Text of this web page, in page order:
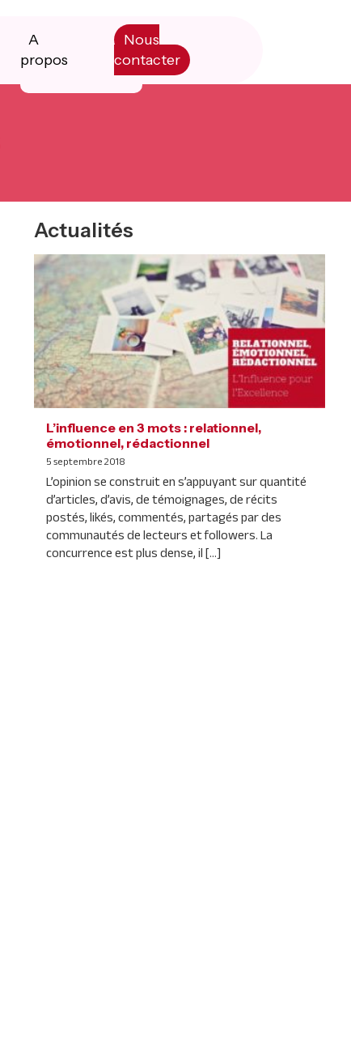
A
propos
Nous
contacter
Primary
Sidebar
Actualités
L’influence en 3 mots : relationnel,
émotionnel, rédactionnel
5 septembre 2018
L’opinion se construit en s’appuyant sur quantité
d’articles, d’avis, de témoignages, de récits
postés, likés, commentés, partagés par des
communautés de lecteurs et followers. La
concurrence est plus dense, il […]